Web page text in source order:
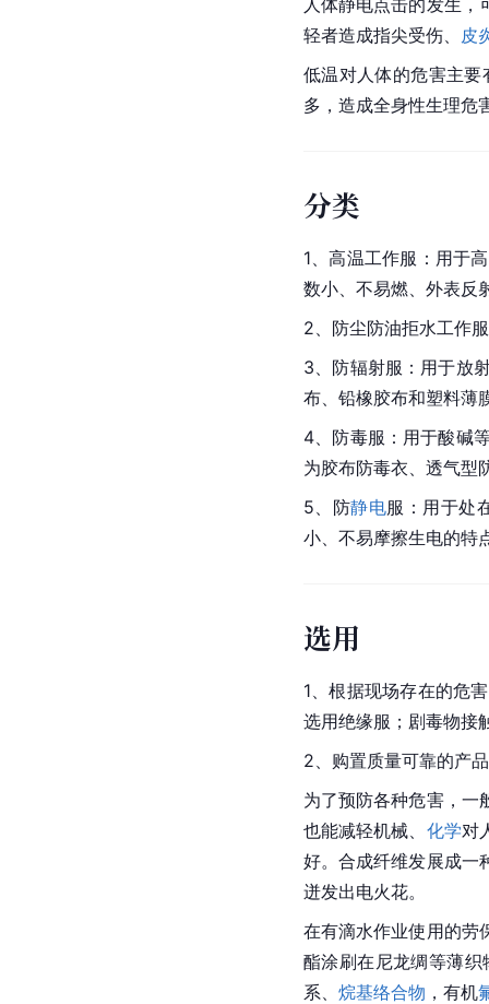
轻者造成指尖受伤、 皮
低温对人体的危害主
多，造成全身性生理危
分类
1、高温工作服：用于
数小、不易燃、外表反
2、防尘防油拒水工作
3、防辐射服：用于放
布、铅橡胶布和塑料薄
4、防毒服：用于酸碱
为胶布防毒衣、透气型
5、防静电服：用于处
小、不易摩擦生电的特
选用
1、根据现场存在的危
选用绝缘服；剧毒物接
2、购置质量可靠的产
为了预防各种危害，一
也能减轻机械、 化学对
好。合成纤维发展成一
迸发出电火花。
在有滴水作业使用的劳
酯涂刷在尼龙绸等薄
系、 烷基络合物 ，有机